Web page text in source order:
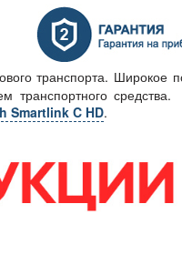
транспорта. Широкое
транспортного
Smartlink C HD.